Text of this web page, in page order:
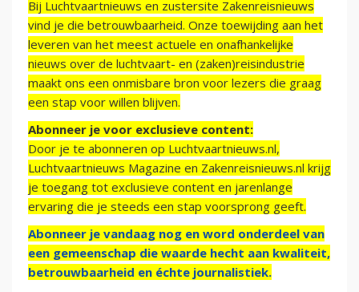
Bij Luchtvaartnieuws en zustersite Zakenreisnieuws
vind je die betrouwbaarheid. Onze toewijding aan het
leveren van het meest actuele en onafhankelijke
nieuws over de luchtvaart- en (zaken)reisindustrie
maakt ons een onmisbare bron voor lezers die graag
een stap voor willen blijven.
Abonneer je voor exclusieve content:
Door je te abonneren op Luchtvaartnieuws.nl,
Luchtvaartnieuws Magazine en Zakenreisnieuws.nl krijg
je toegang tot exclusieve content en jarenlange
ervaring die je steeds een stap voorsprong geeft.
Abonneer je vandaag nog en word onderdeel van
een gemeenschap die waarde hecht aan kwaliteit,
betrouwbaarheid en échte journalistiek.